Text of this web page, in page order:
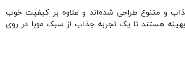
و متنوع طراحی شده‌اند و علاوه بر کیفیت خوب
هستند تا یک تجربه جذاب از سبک موبا در روی